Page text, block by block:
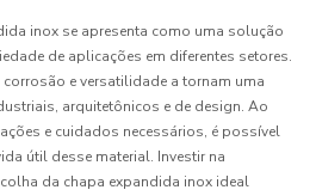
inox se apresenta como uma solução
de aplicações em diferentes setores.
e versatilidade a tornam uma
arquitetônicos e de design. Ao
e cuidados necessários, é possível
útil desse material. Investir na
da chapa expandida inox ideal